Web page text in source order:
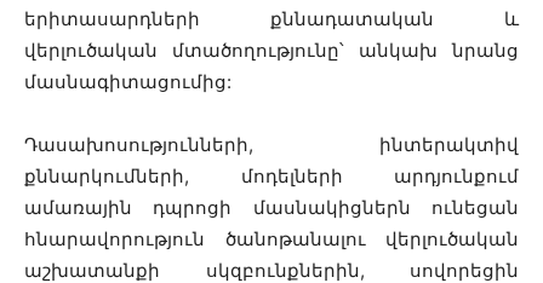
երիտասարդների քննադատական և
վերլուծական մտածողությունը՝ անկախ նրանց
մասնագիտացումից:
Դասախոսությունների, ինտերակտիվ
քննարկումների, մոդելների արդյունքում
ամառային դպրոցի մասնակիցներն ունեցան
հնարավորություն ծանոթանալու վերլուծական
աշխատանքի սկզբունքներին, սովորեցին